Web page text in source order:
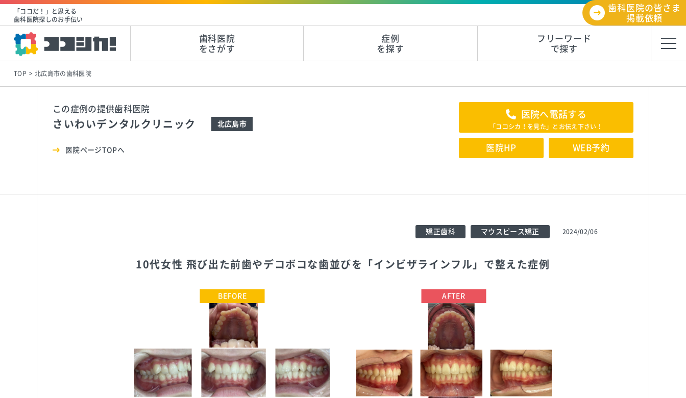
「ココだ！」と思える
歯科医院探しのお手伝い
歯科医院の皆さま
掲載依頼
歯科医院
をさがす
症例
を探す
フリーワード
で探す
TOP 北広島市の歯科医院
この症例の提供歯科医院
さいわいデンタルクリニック 北広島市
医院ページTOPへ
医院へ電話する
「ココシカ！を見た」とお伝え下さい！
医院HP WEB予約
矯正歯科 マウスピース矯正 2024/02/06
10代女性 飛び出た前歯やデコボコな歯並びを「インビザラインフル」で整えた症例